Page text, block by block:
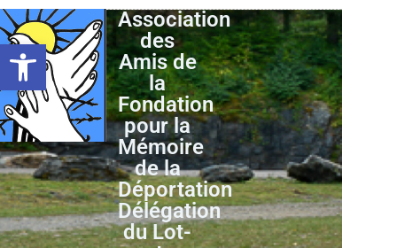
Ouvrir la barre d’outils
Association
des
Amis de
la
Fondation
pour la
Mémoire
de la
Déportation
Délégation
du Lot-